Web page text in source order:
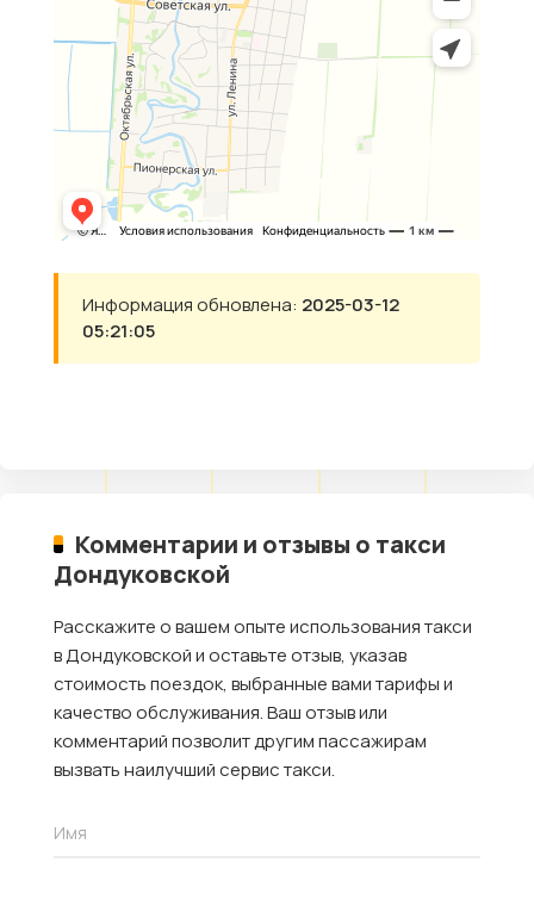
Информация обновлена: 2025-03-12
05:21:05
Комментарии и отзывы о такси
Дондуковской
Расскажите о вашем опыте использования такси
в Дондуковской и оставьте отзыв, указав
стоимость поездок, выбранные вами тарифы и
качество обслуживания. Ваш отзыв или
комментарий позволит другим пассажирам
вызвать наилучший сервис такси.